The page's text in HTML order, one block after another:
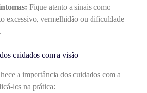
Fique atento a sinais como
excessivo, vermelhidão ou dificuldade
cuidados com a visão
a importância dos cuidados com a
los na prática: